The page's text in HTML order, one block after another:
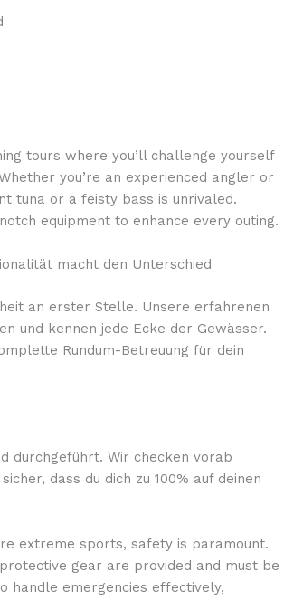
tours where you’ll challenge yourself
you’re an experienced angler or
tuna or a feisty bass is unrivaled.
equipment to enhance every outing.
macht den Unterschied
an erster Stelle. Unsere erfahrenen
und kennen jede Ecke der Gewässer.
Rundum-Betreuung für dein
durchgeführt. Wir checken vorab
dass du dich zu 100% auf deinen
extreme sports, safety is paramount.
gear are provided and must be
handle emergencies effectively,